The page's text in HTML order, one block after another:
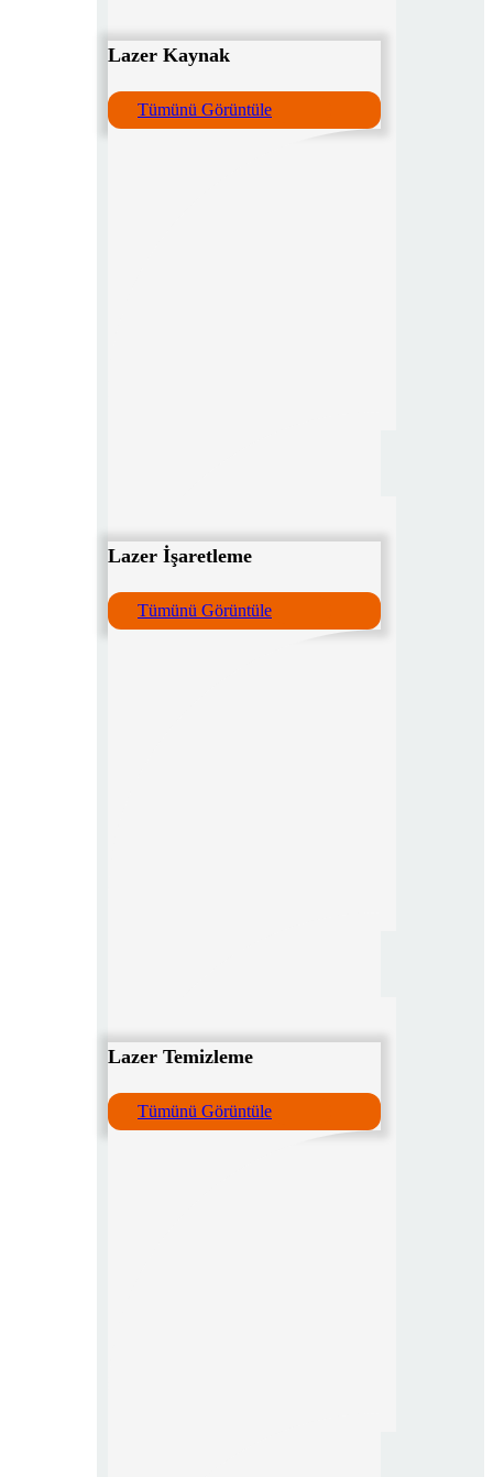
Lazer Kaynak
Tümünü Görüntüle
Lazer İşaretleme
Tümünü Görüntüle
Lazer Temizleme
Tümünü Görüntüle